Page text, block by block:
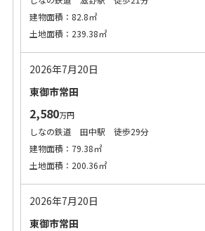
建物面積：82.8㎡
土地面積：239.38㎡
2026年7月20日
東御市常田
2,580万円
しなの鉄道 田中駅 徒歩29分
建物面積：79.38㎡
土地面積：200.36㎡
2026年7月20日
東御市常田